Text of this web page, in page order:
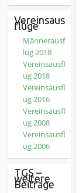
Vereinsaus
flüge
Männerausf
lug 2018
Vereinsausfl
ug 2018
Vereinsausfl
ug 2016
Vereinsausfl
ug 2008
Vereinsausfl
ug 2006
TGS –
weitere
Beiträge